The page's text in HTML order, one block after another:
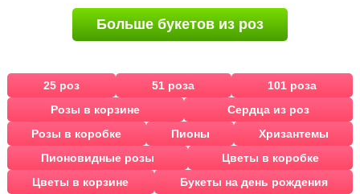
Больше букетов из роз
25 роз 51 роза
101 роза
Розы в корзине
Сердца из роз
Розы в коробке
Пионы
Хризантемы
Пионовидные розы
Цветы в коробке
Цветы в корзине
Букеты на день рождения